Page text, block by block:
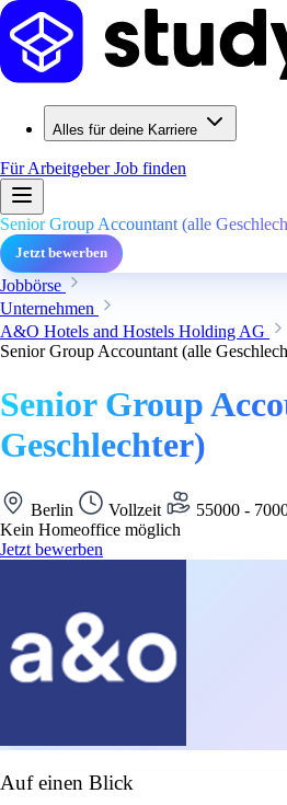
Alles für deine Karriere
Für ArbeitgeberJob finden
Senior Group Accountant (alle
Jetzt bewerben
Jobbörse
Unternehmen
A&O Hotels and Hostels Holding AG
Senior Group Accountant (alle
Senior Group
Geschlechter)
Berlin Vollzeit
55000 -
Kein Homeoffice möglich
Jetzt bewerben
Auf einen Blick